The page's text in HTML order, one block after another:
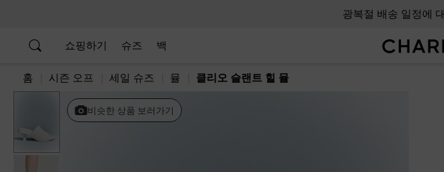
광복절 배송 일정에
쇼핑하기 슈즈 백
홈 시즌 오프 세일 슈즈 뮬 클리오 슬랜트 힐 뮬
비슷한 상품 보러가기